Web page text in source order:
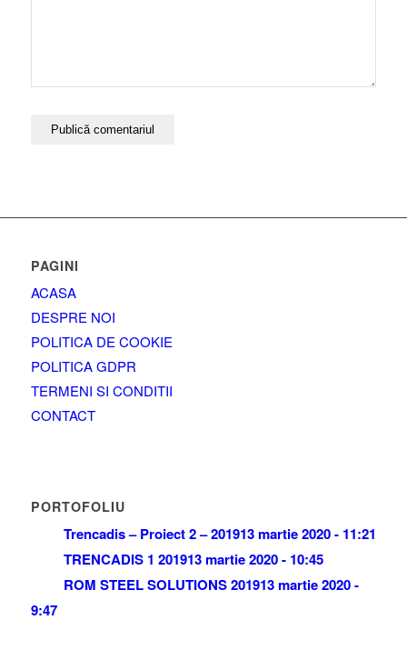
PAGINI
ACASA
DESPRE NOI
POLITICA DE COOKIE
POLITICA GDPR
TERMENI SI CONDITII
CONTACT
PORTOFOLIU
Trencadis – Proiect 2 – 201913 martie 2020 - 11:21
TRENCADIS 1 201913 martie 2020 - 10:45
ROM STEEL SOLUTIONS 201913 martie 2020 -
9:47